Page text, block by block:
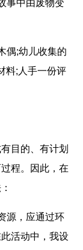
中由废物变
;幼儿收集的
料;人手一份评
目的、有计划
程。因此，在
，应通过环
活动中，我设